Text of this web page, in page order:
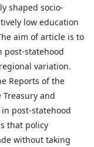
shaped socio-
low education
aim of article is to
post-statehood
variation.
Reports of the
and
post-statehood
that policy
without taking